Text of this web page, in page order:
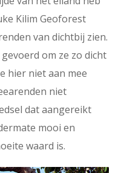
Kilim Geoforest
van dichtbij zien.
om ze zo dicht
hier niet aan mee
niet
dat aangereikt
mooi en
waard is.